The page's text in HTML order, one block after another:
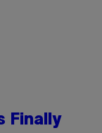
Finally